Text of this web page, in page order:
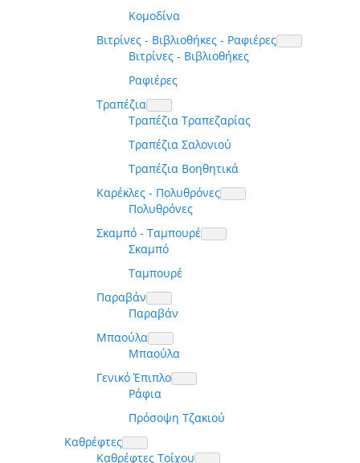
Κομοδίνα
Βιτρίνες - Βιβλιοθήκες - Ραφιέρες
Βιτρίνες - Βιβλιοθήκες
Ραφιέρες
Τραπέζια
Τραπέζια Τραπεζαρίας
Τραπέζια Σαλονιού
Τραπέζια Βοηθητικά
Καρέκλες - Πολυθρόνες
Πολυθρόνες
Σκαμπό - Ταμπουρέ
Σκαμπό
Ταμπουρέ
Παραβάν
Παραβάν
Μπαούλα
Μπαούλα
Γενικό Έπιπλο
Ράφια
Πρόσοψη Τζακιού
Καθρέφτες
Καθρέφτες Τοίχου